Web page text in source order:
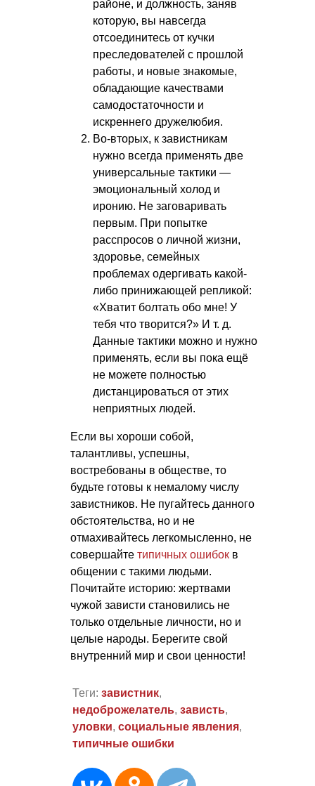
районе, и должность, заняв
которую, вы навсегда
отсоединитесь от кучки
преследователей с прошлой
работы, и новые знакомые,
обладающие качествами
самодостаточности и
искреннего дружелюбия.
Во-вторых, к завистникам
нужно всегда применять две
универсальные тактики —
эмоциональный холод и
иронию. Не заговаривать
первым. При попытке
расспросов о личной жизни,
здоровье, семейных
проблемах одергивать какой-
либо принижающей репликой:
«Хватит болтать обо мне! У
тебя что творится?» И т. д.
Данные тактики можно и нужно
применять, если вы пока ещё
не можете полностью
дистанцироваться от этих
неприятных людей.
Если вы хороши собой,
талантливы, успешны,
востребованы в обществе, то
будьте готовы к немалому числу
завистников. Не пугайтесь данного
обстоятельства, но и не
отмахивайтесь легкомысленно, не
совершайте типичных ошибок в
общении с такими людьми.
Почитайте историю: жертвами
чужой зависти становились не
только отдельные личности, но и
целые народы. Берегите свой
внутренний мир и свои ценности!
Теги: завистник,
недоброжелатель, зависть,
уловки, социальные явления,
типичные ошибки